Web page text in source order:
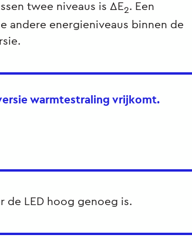
twee niveaus is ΔE2. Een
andere energieniveaus binnen de
warmtestraling vrijkomt.
de LED hoog genoeg is.